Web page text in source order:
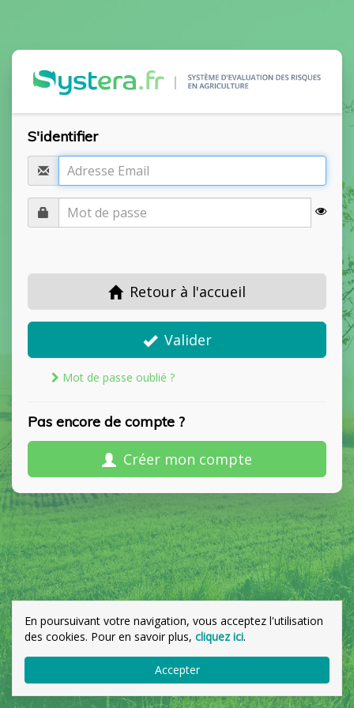
S'identifier
Retour à l'accueil
Valider
Mot de passe oublié ?
Pas encore de compte ?
Créer mon compte
En poursuivant votre navigation, vous acceptez l'utilisation
des cookies. Pour en savoir plus, cliquez ici.
Accepter